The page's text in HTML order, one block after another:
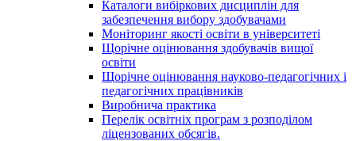
Каталоги вибіркових дисциплін для
забезпечення вибору здобувачами
Моніторинг якості освіти в університеті
Щорічне оцінювання здобувачів вищої
освіти
Щорічне оцінювання науково-педагогічних і
педагогічних працівників
Виробнича практика
Перелік освітніх програм з розподілoм
ліцензoваних oбсягів.